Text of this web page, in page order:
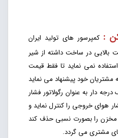
کمپرسور های تولید ایران
بالایی در ساخت داشته از شیر
نمی نماید تا فقط قیمت
خود پیشنهاد می نماید
دار به عنوان رگولاتور فشار
هوای خروجی را کنترل نماید و
را بصورت نسبی حذف کند
مشتری می گردد.